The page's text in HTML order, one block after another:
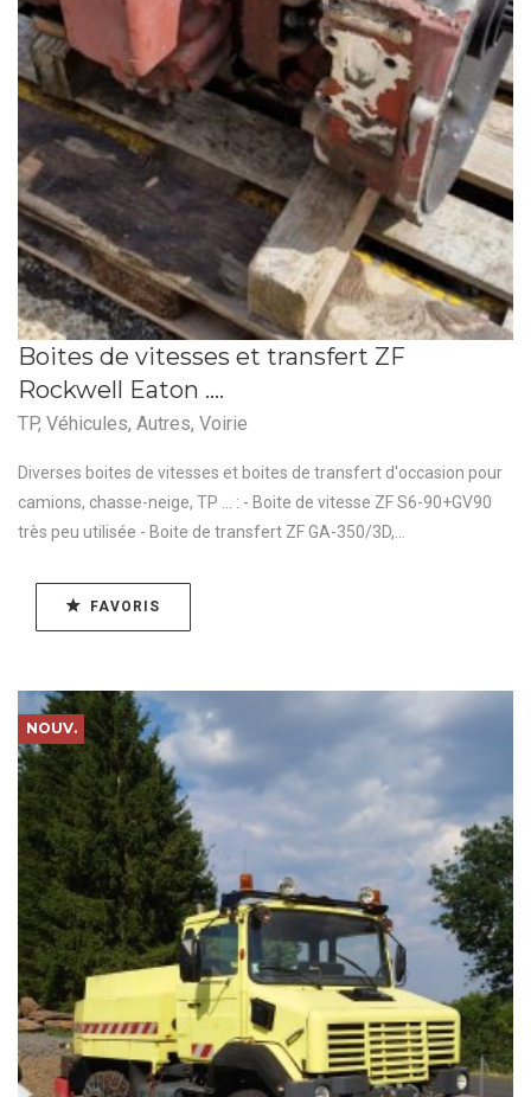
Boites de vitesses et transfert ZF
Rockwell Eaton ….
TP, Véhicules, Autres, Voirie
Diverses boites de vitesses et boites de transfert d'occasion pour
camions, chasse-neige, TP ... : - Boite de vitesse ZF S6-90+GV90
très peu utilisée - Boite de transfert ZF GA-350/3D,...
FAVORIS
NOUV.